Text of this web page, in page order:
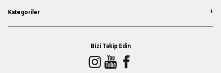
Kategoriler
Bizi Takip Edin